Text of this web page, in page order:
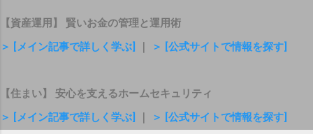
【資産運用】 賢いお金の管理と運用術
＞ [メイン記事で詳しく学ぶ]
＞ [公式サイトで情報を探す]
【住まい】 安心を支えるホームセキュリティ
＞ [メイン記事で詳しく学ぶ]
＞ [公式サイトで情報を探す]